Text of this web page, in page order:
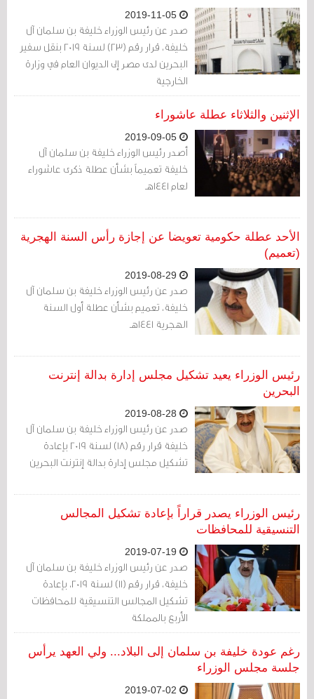
صدر عن رئيس الوزراء خليفة بن سلمان آل
خليفة، قرار رقم (23) لسنة 2019 بنقل سفير
البحرين لدى مصر إلى الديوان العام في وزارة
الخارجية
الإثنين والثلاثاء عطلة عاشوراء
أصدر رئيس الوزراء خليفة بن سلمان آل
خليفة تعميماً بشأن عطلة ذكرى عاشوراء
لعام 1441هـ
الأحد عطلة حكومية تعويضا عن إجازة رأس السنة الهجرية
(تعميم)
صدر عن رئيس الوزراء خليفة بن سلمان آل
خليفة، تعميم بشأن عطلة أول السنة
الهجرية 1441هـ
رئيس الوزراء يعيد تشكيل مجلس إدارة بدالة إنترنت
البحرين
صدر عن رئيس الوزراء خليفة بن سلمان آل
خليفة قرار رقم (18) لسنة 2019 بإعادة
تشكيل مجلس إدارة بدالة إنترنت البحرين
رئيس الوزراء يصدر قراراً بإعادة تشكيل المجالس
التنسيقية للمحافظات
صدر عن رئيس الوزراء خليفة بن سلمان آل
خليفة، قرار رقم (11) لسنة 2019، بإعادة
تشكيل المجالس التنسيقية للمحافظات
الأربع بالمملكة
رغم عودة خليفة بن سلمان إلى البلاد... ولي العهد يرأس
جلسة مجلس الوزراء